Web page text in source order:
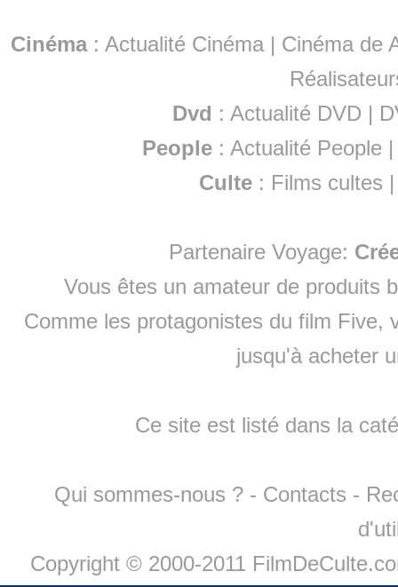
Cinéma: Actualité Cinéma | Cinéma de
Dvd : Actualité DVD |
People :Actualité People
Culte : Films cultes
Partenaire Voyage:
Vous êtes un amateur de produits
Comme les protagonistes du film Five,
jusqu'à acheter
Ce site est listé dans la
Qui sommes-nous ? - Contacts -
Copyright © 2000-2011